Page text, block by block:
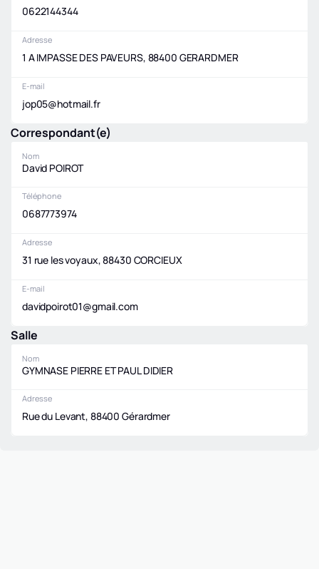
0622144344
Adresse
1 A IMPASSE DES PAVEURS, 88400 GERARDMER
E-mail
jop05@hotmail.fr
Correspondant(e)
Nom
David POIROT
Téléphone
0687773974
Adresse
31 rue les voyaux, 88430 CORCIEUX
E-mail
davidpoirot01@gmail.com
Salle
Nom
GYMNASE PIERRE ET PAUL DIDIER
Adresse
Rue du Levant, 88400 Gérardmer